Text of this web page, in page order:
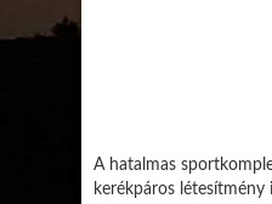
A hatalmas
kerékpáros